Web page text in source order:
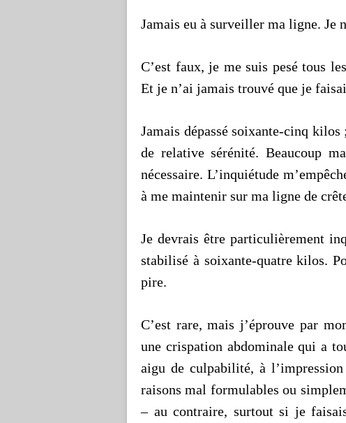
Jamais eu à surveiller ma ligne. Je
C’est faux, je me suis pesé tous
Et je n’ai jamais trouvé que je
Jamais dépassé soixante-cinq
de relative sérénité. Beaucoup
nécessaire. L’inquiétude
à me maintenir sur ma ligne de
Je devrais être particulièrement
stabilisé à soixante-quatre kilos.
pire.
C’est rare, mais j’éprouve par
une crispation abdominale qui a
aigu de culpabilité, à
raisons mal formulables ou
– au contraire, surtout si je